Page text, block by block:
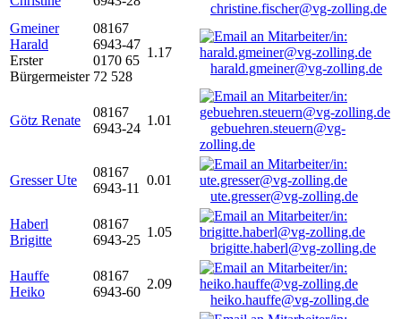
christine.fischer@vg-zolling.de
Gmeiner
Harald
Erster
Bürgermeister
08167
6943-47
0170 65
72 528
1.17
harald.gmeiner@vg-zolling.de
Götz Renate
08167
6943-24
1.01
gebuehren.steuern@vg-
zolling.de
Gresser Ute
08167
6943-11
0.01
ute.gresser@vg-zolling.de
Haberl
Brigitte
08167
6943-25
1.05
brigitte.haberl@vg-zolling.de
Hauffe
Heiko
08167
6943-60
2.09
heiko.hauffe@vg-zolling.de